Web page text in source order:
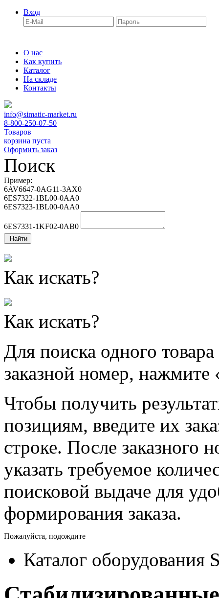
Вход
О нас
Как купить
Каталог
На складе
Контакты
info@simatic-market.ru
8-800-250-07-50
Товаров
корзина пуста
Оформить заказ
Поиск
Пример:
6AV6647-0AG11-3AX0
6ES7322-1BL00-0AA0
6ES7323-1BL00-0AA0
6ES7331-1KF02-0AB0
Найти
Как искать?
Как искать?
Для поиска одного
заказной номер, нажмите
Чтобы получить
позициям, введите их
строке. После заказного
указать требуемое
поисковой выдаче для
формирования заказа.
Пожалуйста, подождите
Каталог оборудования